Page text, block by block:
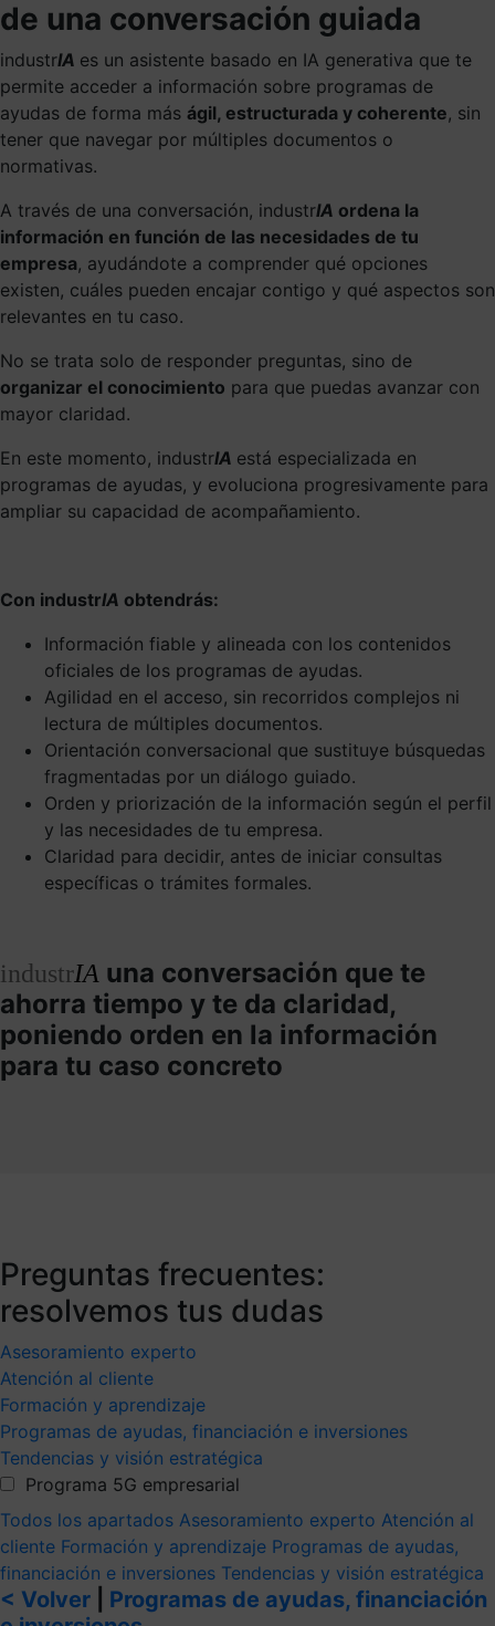
de una conversación guiada
industrIA es un asistente basado en IA generativa que te
permite acceder a información sobre programas de
ayudas de forma más ágil, estructurada y coherente, sin
tener que navegar por múltiples documentos o
normativas.
A través de una conversación, industrIA ordena la
información en función de las necesidades de tu
empresa, ayudándote a comprender qué opciones
existen, cuáles pueden encajar contigo y qué aspectos son
relevantes en tu caso.
No se trata solo de responder preguntas, sino de
organizar el conocimiento para que puedas avanzar con
mayor claridad.
En este momento, industrIA está especializada en
programas de ayudas, y evoluciona progresivamente para
ampliar su capacidad de acompañamiento.
Con industrIA obtendrás:
Información fiable y alineada con los contenidos
oficiales de los programas de ayudas.
Agilidad en el acceso, sin recorridos complejos ni
lectura de múltiples documentos.
Orientación conversacional que sustituye búsquedas
fragmentadas por un diálogo guiado.
Orden y priorización de la información según el perfil
y las necesidades de tu empresa.
Claridad para decidir, antes de iniciar consultas
específicas o trámites formales.
industrIA una conversación que te
ahorra tiempo y te da claridad,
poniendo orden en la información
para tu caso concreto
Preguntas frecuentes:
resolvemos tus dudas
Asesoramiento experto
Atención al cliente
Formación y aprendizaje
Programas de ayudas, financiación e inversiones
Tendencias y visión estratégica
Programa 5G empresarial
Todos los apartados Asesoramiento experto Atención al
cliente Formación y aprendizaje Programas de ayudas,
financiación e inversiones Tendencias y visión estratégica
< Volver
Programas de ayudas, financiación